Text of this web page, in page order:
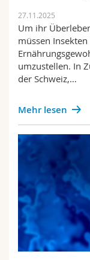
27.11.2025
Um ihr
müssen
umzustellen. In
der Schweiz,…
Mehr lesen